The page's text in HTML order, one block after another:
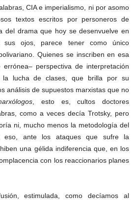
CIA e imperialismo, ni por asomo
textos escritos por personeros de
del drama que hoy se desenvuelve en
sus ojos, parece tener como único
Quienes se inscriben en esa
errónea– perspectiva de interpretación
la lucha de clases, que brilla por su
análisis de supuestos marxistas que no
, esto es, cultos doctores
como a veces decía Trotsky, pero
ni, mucho menos la metodología del
eso, ante los ataques que sufre la
una gélida indiferencia que, en los
con los reaccionarios planes
estimulada, como decíamos al